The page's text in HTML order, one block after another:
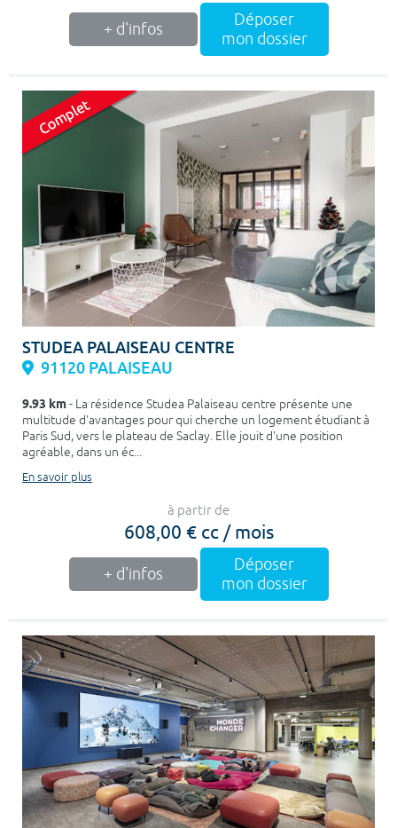
+ d'infos
Déposer
mon dossier
STUDEA PALAISEAU CENTRE
91120 PALAISEAU
9.93 km- La résidence Studea Palaiseau centre présente une
multitude d'avantages pour qui cherche un logement étudiant à
Paris Sud, vers le plateau de Saclay. Elle jouit d'une position
agréable, dans un éc...
En savoir plus
à partir de
608,00 € cc / mois
+ d'infos
Déposer
mon dossier